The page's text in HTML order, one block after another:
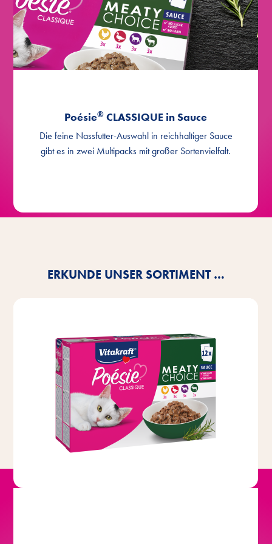
Poésie® CLASSIQUE in Sauce
Die feine Nassfutter-Auswahl in reichhaltiger Sauce
gibt es in zwei Multipacks mit großer Sortenvielfalt.
ERKUNDE UNSER SORTIMENT …